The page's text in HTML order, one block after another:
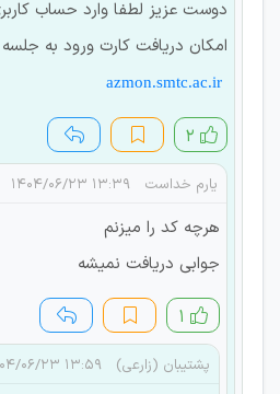
دوست عزیز لطفا وارد حساب
امکان دریافت کارت ورود به
azmon.smtc.ac.ir
۲
یارم خداست ۱۳:۳۹ ۱۴۰۴/۰۶/۲۳
هرچه کد را میزنم
جوابی دریافت نمیشه
۱
پشتیبان (زارعی) ۱۳:۵۹ ۱۴۰۴/۰۶/۲۳